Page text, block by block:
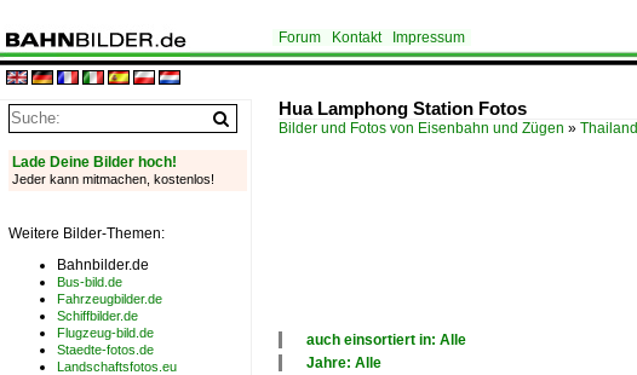
Forum Kontakt Impressum
Hua Lamphong Station Fotos
Bilder und Fotos von Eisenbahn und Zügen » Thailand
auch einsortiert in: Alle
Jahre: Alle
Lade Deine Bilder hoch!
Jeder kann mitmachen, kostenlos!
Weitere Bilder-Themen:
Bahnbilder.de
Bus-bild.de
Fahrzeugbilder.de
Schiffbilder.de
Flugzeug-bild.de
Staedte-fotos.de
Landschaftsfotos.eu